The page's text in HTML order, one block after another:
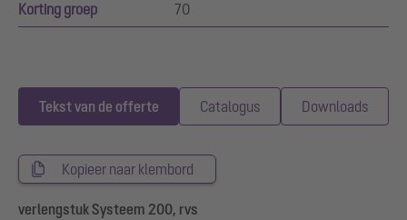
Korting groep 70
Tekst van de offerte Catalogus Downloads
Kopieer naar klembord
verlengstuk Systeem 200, rvs